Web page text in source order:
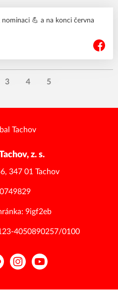
💪 a na konci června
3 4 5
z. s.
347 01 Tachov
9igf2eb
4050890257/0100
InstagramYouTube